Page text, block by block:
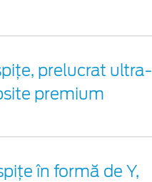
prelucrat ultra-
premium
în formă de Y,